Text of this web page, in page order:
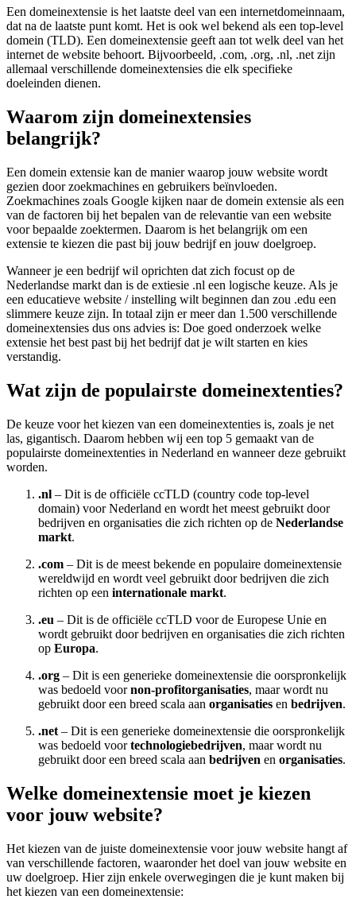
Een domeinextensie is het laatste deel van een internetdomeinnaam,
dat na de laatste punt komt. Het is ook wel bekend als een top-level
domein (TLD). Een domeinextensie geeft aan tot welk deel van het
internet de website behoort. Bijvoorbeeld, .com, .org, .nl, .net zijn
allemaal verschillende domeinextensies die elk specifieke
doeleinden dienen.
Waarom zijn domeinextensies
belangrijk?
Een domein extensie kan de manier waarop jouw website wordt
gezien door zoekmachines en gebruikers beïnvloeden.
Zoekmachines zoals Google kijken naar de domein extensie als een
van de factoren bij het bepalen van de relevantie van een website
voor bepaalde zoektermen. Daarom is het belangrijk om een
extensie te kiezen die past bij jouw bedrijf en jouw doelgroep.
Wanneer je een bedrijf wil oprichten dat zich focust op de
Nederlandse markt dan is de extiesie .nl een logische keuze. Als je
een educatieve website / instelling wilt beginnen dan zou .edu een
slimmere keuze zijn. In totaal zijn er meer dan 1.500 verschillende
domeinextensies dus ons advies is: Doe goed onderzoek welke
extensie het best past bij het bedrijf dat je wilt starten en kies
verstandig.
Wat zijn de populairste domeinextenties?
De keuze voor het kiezen van een domeinextenties is, zoals je net
las, gigantisch. Daarom hebben wij een top 5 gemaakt van de
populairste domeinextenties in Nederland en wanneer deze gebruikt
worden.
.nl – Dit is de officiële ccTLD (country code top-level
domain) voor Nederland en wordt het meest gebruikt door
bedrijven en organisaties die zich richten op de Nederlandse
markt.
.com – Dit is de meest bekende en populaire domeinextensie
wereldwijd en wordt veel gebruikt door bedrijven die zich
richten op een internationale markt.
.eu – Dit is de officiële ccTLD voor de Europese Unie en
wordt gebruikt door bedrijven en organisaties die zich richten
op Europa.
.org – Dit is een generieke domeinextensie die oorspronkelijk
was bedoeld voornon-profitorganisaties, maar wordt nu
gebruikt door een breed scala aan organisaties en bedrijven.
.net – Dit is een generieke domeinextensie die oorspronkelijk
was bedoeld voortechnologiebedrijven, maar wordt nu
gebruikt door een breed scala aan bedrijven en organisaties.
Welke domeinextensie moet je kiezen
voor jouw website?
Het kiezen van de juiste domeinextensie voor jouw website hangt af
van verschillende factoren, waaronder het doel van jouw website en
uw doelgroep. Hier zijn enkele overwegingen die je kunt maken bij
het kiezen van een domeinextensie: